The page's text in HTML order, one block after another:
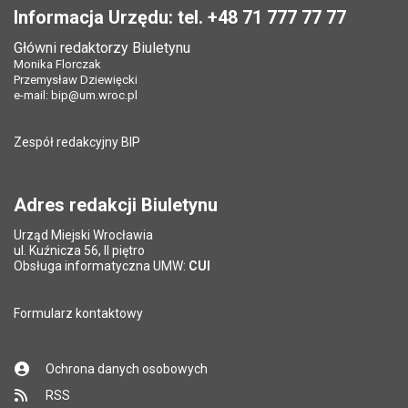
Informacja Urzędu: tel. +48 71 777 77 77
Główni redaktorzy Biuletynu
Monika Florczak
Przemysław Dziewięcki
e-mail: bip@um.wroc.pl
Zespół redakcyjny BIP
Adres redakcji Biuletynu
Urząd Miejski Wrocławia
ul. Kuźnicza 56, II piętro
Obsługa informatyczna UMW: CUI
Formularz kontaktowy
Ochrona danych osobowych
RSS